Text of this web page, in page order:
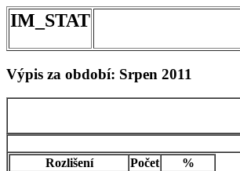
IM_STAT
Výpis za období: Srpen 2011
Rozlišení
Počet
%